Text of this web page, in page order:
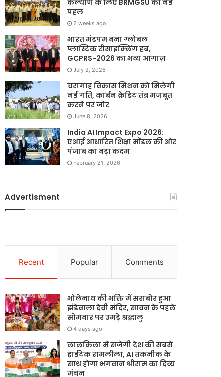
कल्याण के लिए BRMGSU की नई
पहल
2 weeks ago
भारत मंडपम बना ग्लोबल
प्लास्टिक रीसाइक्लिंग हब,
GCPRS-2026 का भव्य आगाज़
July 2, 2026
चरागाह विकास मिशन को मिलेगी
नई गति, कार्बन क्रेडिट तंत्र मजबूत
करने पर जोर
June 8, 2026
India AI Impact Expo 2026:
एआई आधारित शिक्षा मॉडल की ओर
पंजाब का बड़ा कदम
February 21, 2026
Advertisment
Recent Popular Comments
भोलेनाथ की भक्ति में सराबोर हुआ
झंडेवाला देवी मंदिर, सावन के पहले
सोमवार पर उमड़े श्रद्धालु
4 days ago
लालकिला में सजेगी देश की सबसे
हाईटेक रामलीला, AI तकनीक के
साथ होगा भगवान श्रीराम का दिव्य
मंचन